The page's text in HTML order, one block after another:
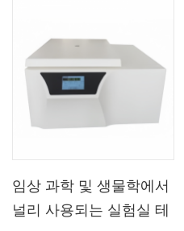
임상 과학 및 생물학에서
널리 사용되는 실험실 테